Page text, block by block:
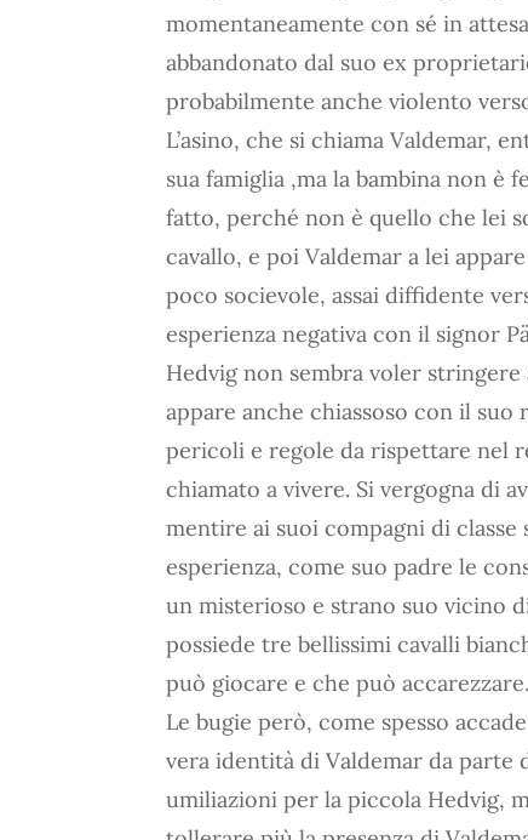
momentaneamente con sé in
abbandonato dal suo ex
probabilmente anche violento
L’asino, che si chiama Valdemar,
sua famiglia ,ma la bambina non è
fatto, perché non è quello che lei
cavallo, e poi Valdemar a lei
poco socievole, assai diffidente
esperienza negativa con il signor
Hedvig non sembra voler
appare anche chiassoso con il
pericoli e regole da rispettare nel
chiamato a vivere. Si vergogna di
mentire ai suoi compagni di
esperienza, come suo padre le
un misterioso e strano suo vicino
possiede tre bellissimi cavalli
può giocare e che può accarezzare.
Le bugie però, come spesso
vera identità di Valdemar da parte
umiliazioni per la piccola Hedvig,